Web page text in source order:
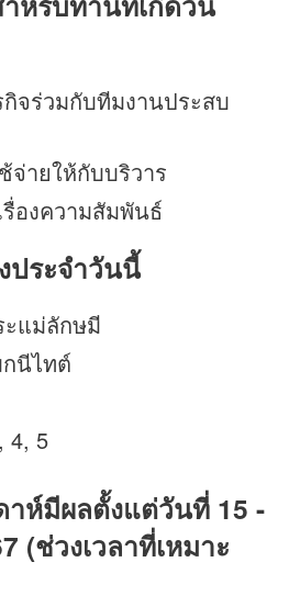
กิจร่วมกับทีมงานประสบ
จ่ายให้กับบริวาร
รื่องความสัมพันธ์
ประจำวันนี้
ะแม่ลักษมี
นีไทต์
4, 5
ห์มีผลตั้งแต่วันที่ 15 -
(ช่วงเวลาที่เหมาะ